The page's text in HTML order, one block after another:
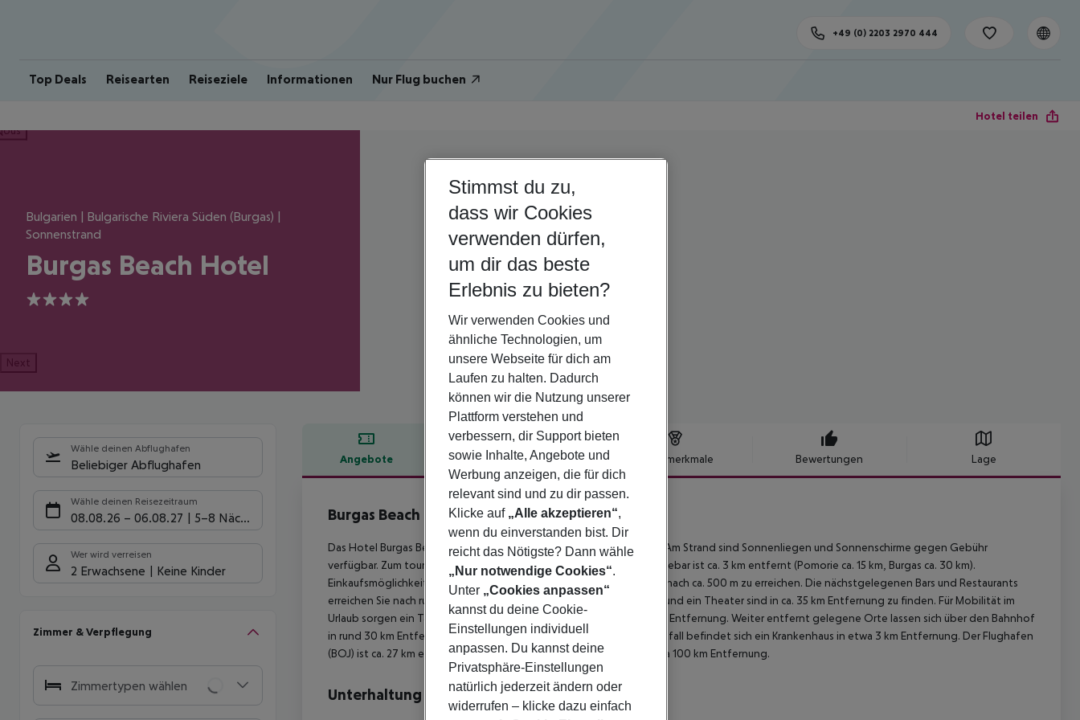
Top Deals Reisearten Reiseziele Informationen Nur Flug buchen
+49 (0) 2203 2970 444
Hotel teilen
Bulgarien | Bulgarische Riviera Süden (Burgas) |
Sonnenstrand
Burgas Beach Hotel
4
Next
Wähle deinen Abflughafen
Beliebiger Abflughafen
Wähle deinen Reisezeitraum
08.08.26 – 06.08.27 5-8 Nächte
Wer wird verreisen
2 Erwachsene Keine Kinder
Zimmer & Verpflegung
Zimmertypen wählen
Angebote Hotelbeschreibung Hotelmerkmale Bewertungen Lage
Hotelbeschreibung
Burgas Beach Hotel
4
Das Hotel Burgas Beach liegt in der Umgebung eines Sandstrandes. Am Strand sind Sonnenliegen und Sonnenschirme gegen Gebühr
verfügbar. Zum touristischen Zentrum sind es ca. 2 km. Die Stadt Nessebar ist ca. 3 km entfernt (Pomorie ca. 15 km, Burgas ca. 30 km).
Einkaufsmöglichkeiten liegen ca. 2 km vom Hotel, ein Supermarkt ist nach ca. 500 m zu erreichen. Die nächstgelegenen Bars und Restaurants
erreichen Sie nach rund 100 m. Unterhaltungsangebote wie ein Kino und ein Theater sind in ca. 35 km Entfernung zu finden. Für Mobilität im
Urlaub sorgen ein Taxistand sowie eine Bushaltestelle in etwa 300 m Entfernung. Weiter entfernt gelegene Orte lassen sich über den Bahnhof
in rund 30 km Entfernung erreichen. Zur ärztlichen Versorgung im Notfall befindet sich ein Krankenhaus in etwa 3 km Entfernung. Der Flughafen
(BOJ) ist ca. 27 km entfernt. Ein weiterer Flughafen (VAR) liegt in etwa 100 km Entfernung.
Unterhaltung
Stimmst du zu,
dass wir Cookies
verwenden dürfen,
um dir das beste
Erlebnis zu bieten?
Wir verwenden Cookies und
ähnliche Technologien, um
unsere Webseite für dich am
Laufen zu halten. Dadurch
können wir die Nutzung unserer
Plattform verstehen und
verbessern, dir Support bieten
sowie Inhalte, Angebote und
Werbung anzeigen, die für dich
relevant sind und zu dir passen.
Klicke auf „Alle akzeptieren“,
wenn du einverstanden bist. Dir
reicht das Nötigste? Dann wähle
„Nur notwendige Cookies“.
Unter „Cookies anpassen“
kannst du deine Cookie-
Einstellungen individuell
anpassen. Du kannst deine
Privatsphäre-Einstellungen
natürlich jederzeit ändern oder
widerrufen – klicke dazu einfach